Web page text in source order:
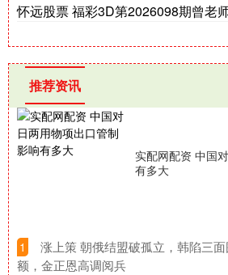
怀远股票 福彩3D第2026098期曾老
推荐资讯
实配网配资 中国
有多大
1
涨上策 朝俄结盟破孤立，韩陷三
额，金正恩高调阅兵